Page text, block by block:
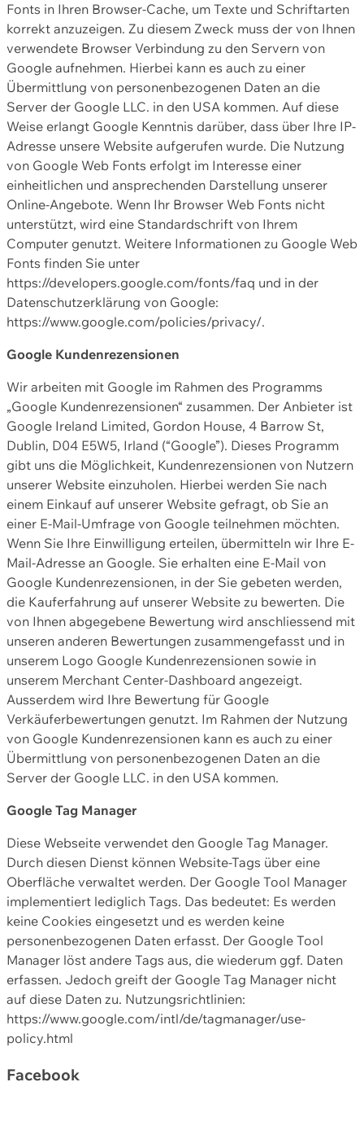
Fonts in Ihren Browser-Cache, um Texte und Schriftarten
korrekt anzuzeigen. Zu diesem Zweck muss der von Ihnen
verwendete Browser Verbindung zu den Servern von
Google aufnehmen. Hierbei kann es auch zu einer
Übermittlung von personenbezogenen Daten an die
Server der Google LLC. in den USA kommen. Auf diese
Weise erlangt Google Kenntnis darüber, dass über Ihre IP-
Adresse unsere Website aufgerufen wurde. Die Nutzung
von Google Web Fonts erfolgt im Interesse einer
einheitlichen und ansprechenden Darstellung unserer
Online-Angebote. Wenn Ihr Browser Web Fonts nicht
unterstützt, wird eine Standardschrift von Ihrem
Computer genutzt. Weitere Informationen zu Google Web
Fonts finden Sie unter
https://developers.google.com/fonts/faq und in der
Datenschutzerklärung von Google:
https://www.google.com/policies/privacy/.
Google Kundenrezensionen
Wir arbeiten mit Google im Rahmen des Programms
„Google Kundenrezensionen“ zusammen. Der Anbieter ist
Google Ireland Limited, Gordon House, 4 Barrow St,
Dublin, D04 E5W5, Irland (“Google”). Dieses Programm
gibt uns die Möglichkeit, Kundenrezensionen von Nutzern
unserer Website einzuholen. Hierbei werden Sie nach
einem Einkauf auf unserer Website gefragt, ob Sie an
einer E-Mail-Umfrage von Google teilnehmen möchten.
Wenn Sie Ihre Einwilligung erteilen, übermitteln wir Ihre E-
Mail-Adresse an Google. Sie erhalten eine E-Mail von
Google Kundenrezensionen, in der Sie gebeten werden,
die Kauferfahrung auf unserer Website zu bewerten. Die
von Ihnen abgegebene Bewertung wird anschliessend mit
unseren anderen Bewertungen zusammengefasst und in
unserem Logo Google Kundenrezensionen sowie in
unserem Merchant Center-Dashboard angezeigt.
Ausserdem wird Ihre Bewertung für Google
Verkäuferbewertungen genutzt. Im Rahmen der Nutzung
von Google Kundenrezensionen kann es auch zu einer
Übermittlung von personenbezogenen Daten an die
Server der Google LLC. in den USA kommen.
Google Tag Manager
Diese Webseite verwendet den Google Tag Manager.
Durch diesen Dienst können Website-Tags über eine
Oberfläche verwaltet werden. Der Google Tool Manager
implementiert lediglich Tags. Das bedeutet: Es werden
keine Cookies eingesetzt und es werden keine
personenbezogenen Daten erfasst. Der Google Tool
Manager löst andere Tags aus, die wiederum ggf. Daten
erfassen. Jedoch greift der Google Tag Manager nicht
auf diese Daten zu. Nutzungsrichtlinien:
https://www.google.com/intl/de/tagmanager/use-
policy.html
Facebook